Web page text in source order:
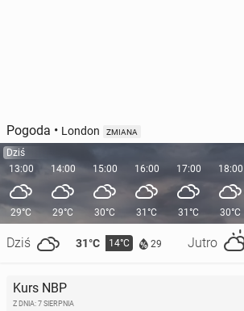
Pogoda • London ZMIANA
Dziś
13:00
29°C
Dziś 31°C 14°C 29 Jutro
14:00
29°C
15:00
30°C
16:00
31°C
17:00
31°C
18:00
30°C
Kurs NBP
Z DNIA: 7 SIERPNIA